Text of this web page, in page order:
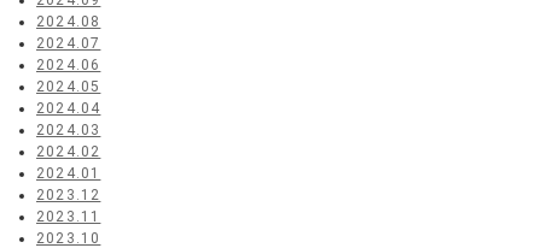
2024.08
2024.07
2024.06
2024.05
2024.04
2024.03
2024.02
2024.01
2023.12
2023.11
2023.10